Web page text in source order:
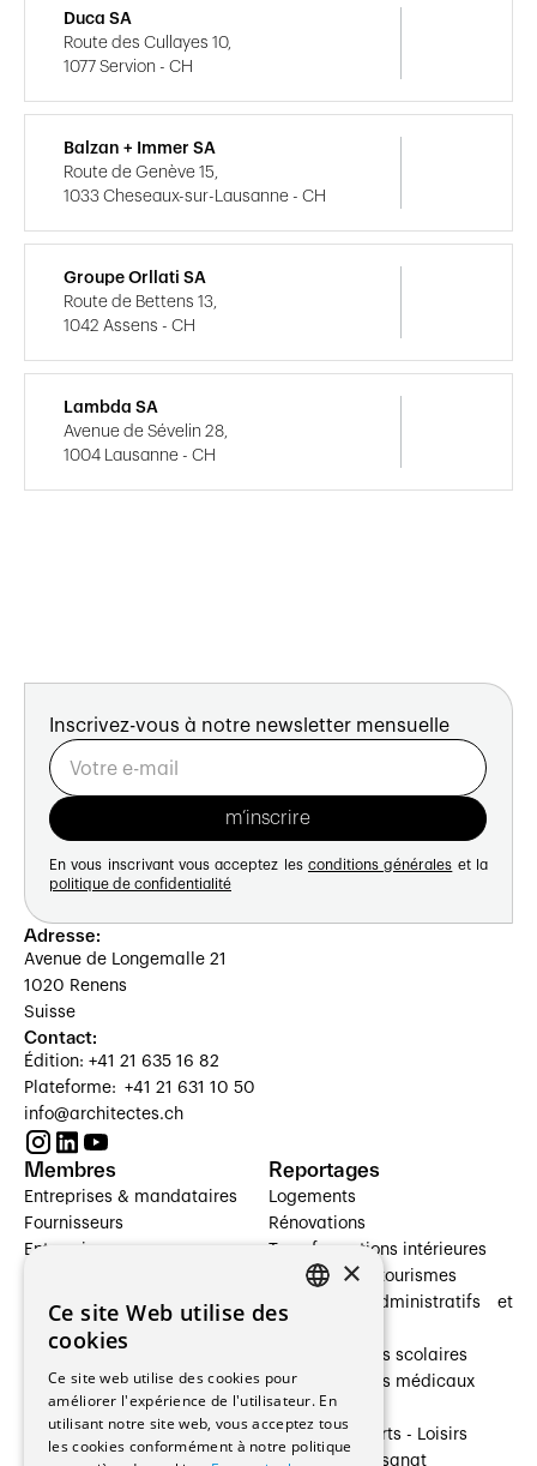
Duca SA
Route des Cullayes 10,
1077 Servion - CH
Balzan + Immer SA
Route de Genève 15,
1033 Cheseaux-sur-Lausanne - CH
Groupe Orllati SA
Route de Bettens 13,
1042 Assens - CH
Lambda SA
Avenue de Sévelin 28,
1004 Lausanne - CH
Inscrivez-vous à notre newsletter mensuelle
En vous inscrivant vous acceptez les conditions générales et la
politique de confidentialité
Adresse:
Avenue de Longemalle 21
1020 Renens
Suisse
Contact:
Édition: +41 21 635 16 82
Plateforme: +41 21 631 10 50
info@architectes.ch
Membres
Entreprises & mandataires
Fournisseurs
Entreprises
Architectes paysagistes
Architectes d'intérieur
Entreprises générales
Ingénieurs et mandataires
Fabricants / Fournisseurs
Reportages
Logements
Rénovations
Transformations intérieures
Hôtelleries et tourismes
Bâtiments administratifs et
Établissements scolaires
Établissements médicaux
Villas
Cultures - Sports - Loisirs
Industrie - Artisanat
×
Ce site Web utilise des
cookies
Ce site web utilise des cookies pour
améliorer l'expérience de l'utilisateur. En
utilisant notre site web, vous acceptez tous
les cookies conformément à notre politique